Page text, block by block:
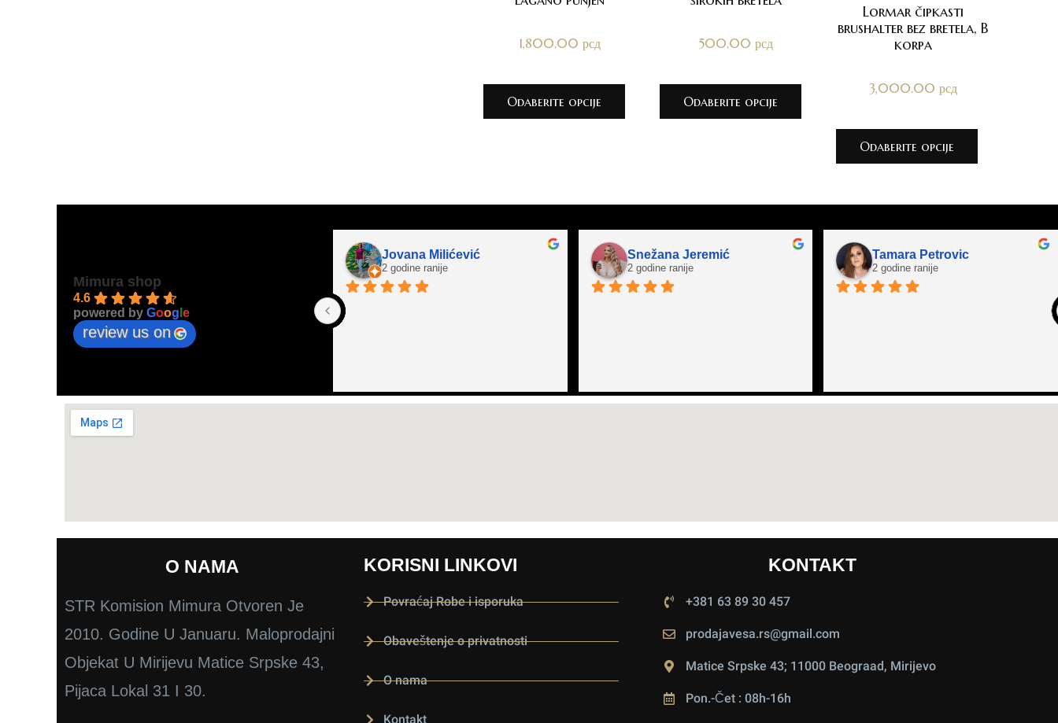
1,800.00 рсд
Odaberite opcije
500.00рсд
Odaberite opcije
Lormar čipkasti
brushalter bez bretela, B
korpa
3,000.00 рсд
Odaberite opcije
Mimura shop
4.6
powered by Goog e
review us on
Jovana Milićević
2 godine ranije
Snežana Jeremić
2 godine ranije
Tamara Petrovic
2 godine ranije
O NAMA
STR Komision Mimura Otvoren Je
2010. Godine U Januaru. Maloprodajni
Objekat U Mirijevu Matice Srpske 43,
Pijaca Lokal 31 I 30.
KORISNI LINKOVI
Povraćaj Robe i isporuka
Obaveštenje o privatnosti
O nama
Kontakt
KONTAKT
+381 63 89 30 457
prodajavesa.rs@gmail.com
Matice Srpske 43; 11000 Beograad, Mirijevo
Pon.-Čet : 08h-16h